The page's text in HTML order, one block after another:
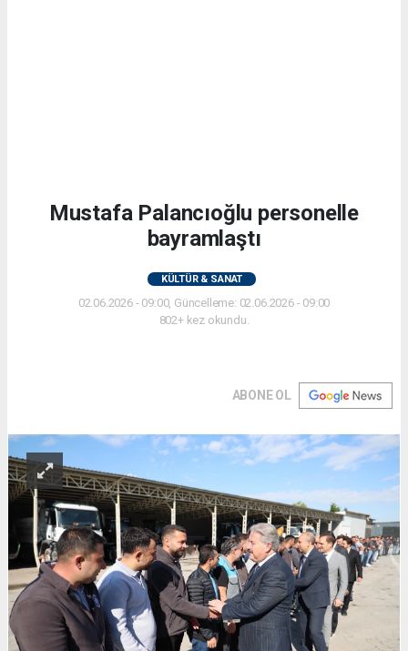
Mustafa Palancıoğlu personelle
bayramlaştı
KÜLTÜR & SANAT
02.06.2026 - 09:00, Güncelleme: 02.06.2026 - 09:00
802+ kez okundu.
ABONE OL